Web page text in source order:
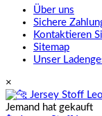
Über uns
Sichere
Kontaktieren
Sitemap
Unser
×
Jemand hat gekauft